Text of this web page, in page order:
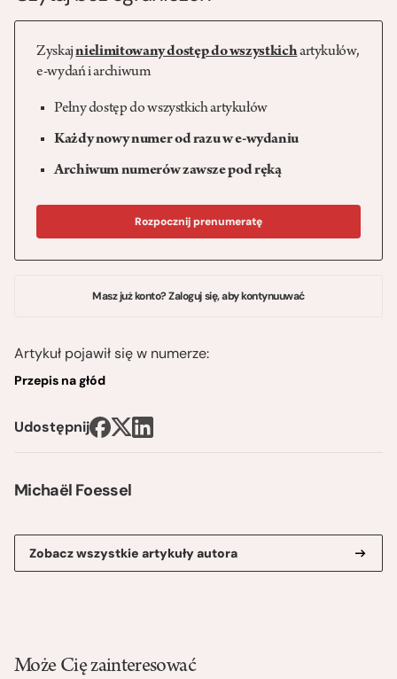
Michaël Foessel
Zobacz wszystkie artykuły autora
Zyskajnielimitowany dostęp do wszystkichartykułów,
e-wydań i archiwum
Pełny dostęp do wszystkich artykułów
Każdy nowy numer od razu w e-wydaniu
Archiwum numerów zawsze pod ręką
Rozpocznij prenumeratę
Masz już konto? Zaloguj się, aby kontynuuwać
Artykuł pojawił się w numerze:
Przepis na głód
Udostępnij
Może Cię zainteresować